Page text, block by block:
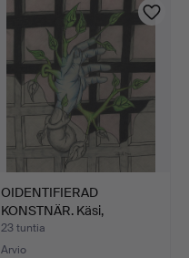
OIDENTIFIERAD
KONSTNÄR. Käsi,
sekatekniikk…
23 tuntia
Arvio